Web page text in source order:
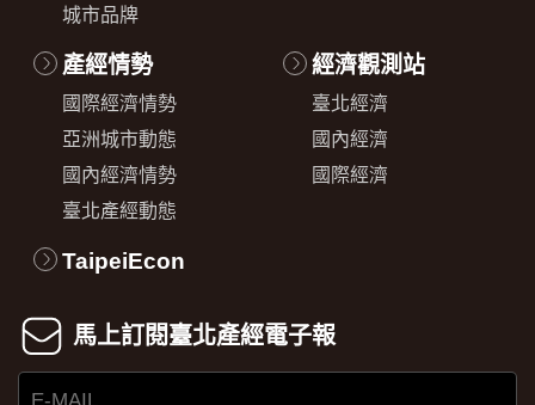
城市品牌
產經情勢
國際經濟情勢
亞洲城市動態
國內經濟情勢
臺北產經動態
經濟觀測站
臺北經濟
國內經濟
國際經濟
TaipeiEcon
馬上訂閱臺北產經電子報